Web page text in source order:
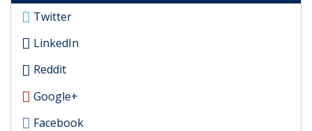
Twitter
LinkedIn
Reddit
Google+
Facebook